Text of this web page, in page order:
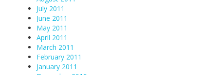
July 2011
June 2011
May 2011
April 2011
March 2011
February 2011
January 2011